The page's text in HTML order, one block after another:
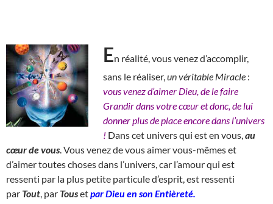
En réalité, vous venez d’accomplir,
sans le réaliser, un véritable Miracle :
vous venez d’aimer Dieu, de le faire
Grandir dans votre cœur et donc, de lui
donner plus de place encore dans l’univers
! Dans cet univers qui est en vous, au
cœur de vous . Vous venez de vous aimer vous-mêmes et
d’aimer toutes choses dans l’univers, car l’amour qui est
ressenti par la plus petite particule d’esprit, est ressenti
par Tout , par Tousetpar Dieu en son Entièreté.